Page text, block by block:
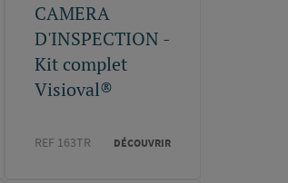
CAMERA
D'INSPECTION -
Kit complet
Visioval®
REF 163TR DÉCOUVRIR